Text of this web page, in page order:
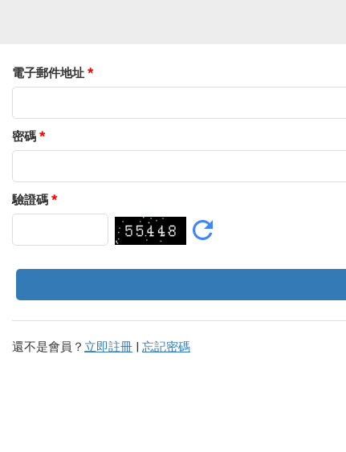
電子郵件地址 *
密碼 *
驗證碼 *
還不是會員？ 立即註冊 | 忘記密碼